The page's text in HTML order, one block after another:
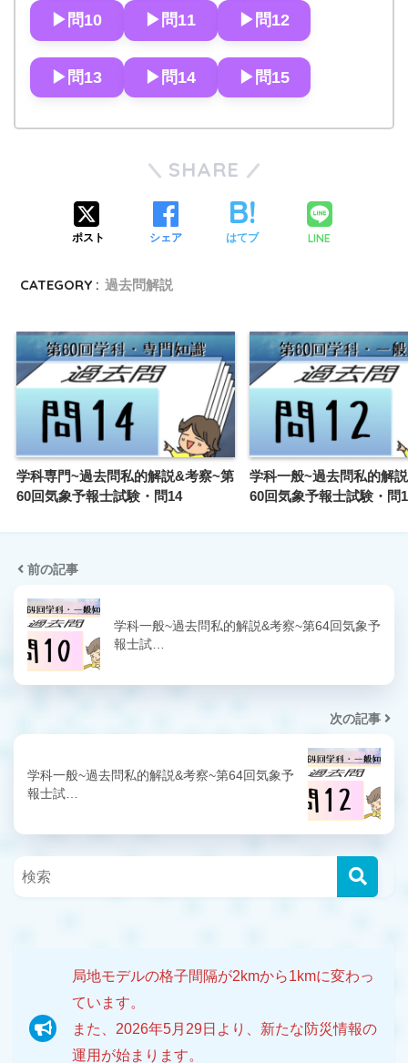
▶︎問10 ▶︎問11 ▶︎問12
▶︎問13 ▶︎問14 ▶︎問15
SHARE
ポスト シェア はてブ LINE
CATEGORY : 過去問解説
学科専門~過去問私的解説&考察~第
60回気象予報士試験・問14
学科一般~過去問私的解
60回気象予報士試験・問
前の記事
学科一般~過去問私的解説&考察~第64回気象予
報士試…
次の記事
学科一般~過去問私的解説&考察~第64回気象予
報士試…
局地モデルの格子間隔が2kmから1kmに変わっ
ています。
また、2026年5月29日より、新たな防災情報の
運用が始まります。